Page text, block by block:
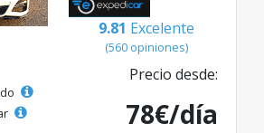
9.81 Excelente
(560 opiniones)
Precio desde:
78€/día